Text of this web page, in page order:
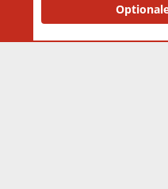
Community platform by XenForo
and add-ons by ThemeHouse